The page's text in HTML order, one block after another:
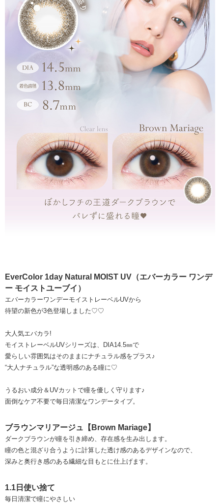
EverColor 1day Natural MOIST UV（エバーカラー ワンデ
ー モイストユーブイ）
エバーカラーワンデーモイストレーベルUVから
待望の新色が3色登場しました♡♡
大人気エバカラ!
モイストレーベルUVシリーズは、DIA14.5㎜で
愛らしい雰囲気はそのままにナチュラル感をプラス♪
“大人ナチュラル”な透明感のある瞳に♡
うるおい成分＆UVカットで瞳を優しく守ります♪
面倒なケア不要で毎日清潔なワンデータイプ。
ブラウンマリアージュ【Brown Mariage】
ダークブラウンが瞳を引き締め、存在感を生み出します。
瞳の色と混ざり合うように計算した透け感のあるデザインなので、
深みと奥行き感のある繊細な目もとに仕上げます。
1.1日使い捨て
毎日清潔で瞳にやさしい